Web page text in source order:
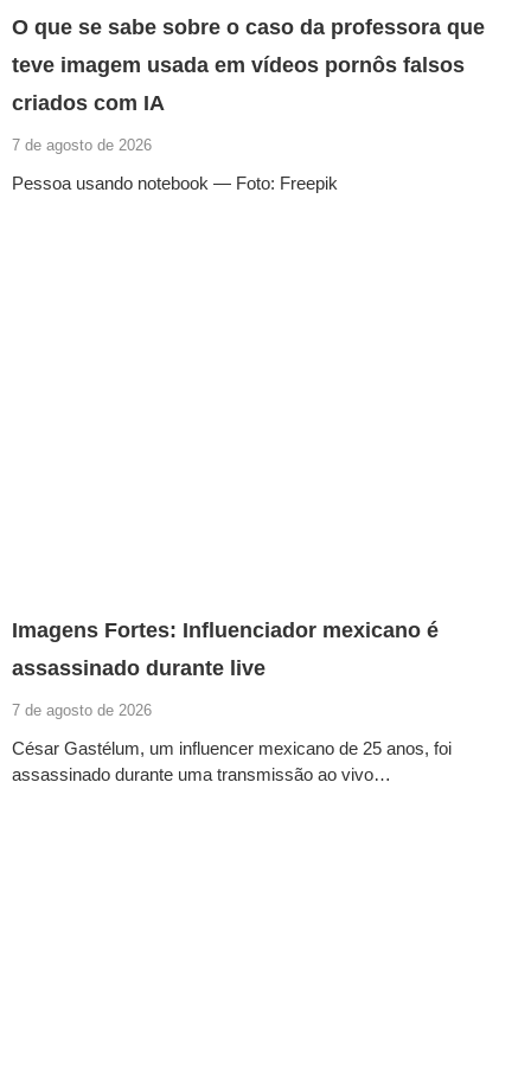
O que se sabe sobre o caso da professora que
teve imagem usada em vídeos pornôs falsos
criados com IA
7 de agosto de 2026
Pessoa usando notebook — Foto: Freepik
Imagens Fortes: Influenciador mexicano é
assassinado durante live
7 de agosto de 2026
César Gastélum, um influencer mexicano de 25 anos, foi
assassinado durante uma transmissão ao vivo…